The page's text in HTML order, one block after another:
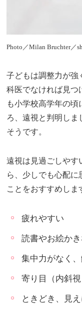
Photo／Milan Bruchter／
子どもは調整力が強
科医でなければ見つ
も小学校高学年の頃
ろ、遠視と判明しま
そうです。
遠視は見過ごしやす
ら、少しでも心配に
ことをおすすめしま
疲れやすい
読書やお絵か
集中力がなく
寄り目（内斜
ときどき、見